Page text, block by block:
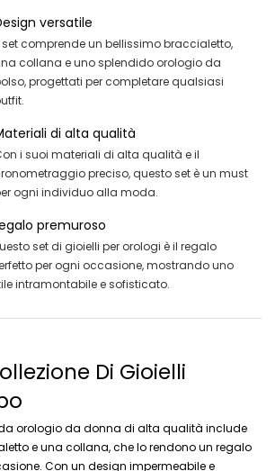
versatile
set comprende un bellissimo braccialetto,
collana e uno splendido orologio da
progettati per completare qualsiasi
di alta qualità
i suoi materiali di alta qualità e il
preciso, questo set è un must
ogni individuo alla moda.
premuroso
set di gioielli per orologi è il regalo
per ogni occasione, mostrando uno
intramontabile e sofisticato.
Di Gioielli
orologio da donna di alta qualità include
e una collana, che lo rendono un regalo
Con un design impermeabile e